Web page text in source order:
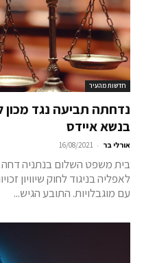
חדשות מהעיר
נדחתה תביעה נגד
בנשא איידס
אורלי בר -
16/08/2021
לאפליה בניגוד לחוק שיוויון
עם מוגבלויות. התובע הגיש...